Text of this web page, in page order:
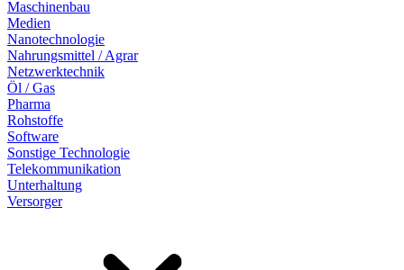
Maschinenbau
Medien
Nanotechnologie
Nahrungsmittel / Agrar
Netzwerktechnik
Öl / Gas
Pharma
Rohstoffe
Software
Sonstige Technologie
Telekommunikation
Unterhaltung
Versorger